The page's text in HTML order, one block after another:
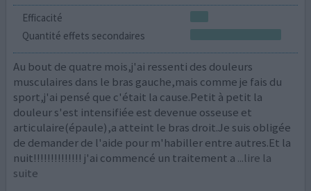
Efficacité
Quantité effets secondaires
Au bout de quatre mois,j'ai ressenti des douleurs
musculaires dans le bras gauche,mais comme je fais du
sport,j'ai pensé que c'était la cause.Petit à petit la
douleur s'est intensifiée est devenue osseuse et
articulaire(épaule),a atteint le bras droit.Je suis obligée
de demander de l'aide pour m'habiller entre autres.Et la
nuit!!!!!!!!!!!!!! j'ai commencé un traitement a ...lire la
suite